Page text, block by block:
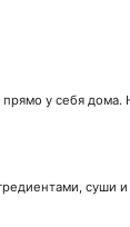
у себя
суши